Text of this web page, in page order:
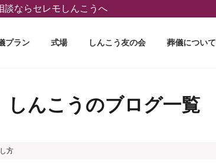
談ならセレモしんこうへ
プラン 式場 しんこう友の会 葬儀について
しんこうのブログ一覧
方